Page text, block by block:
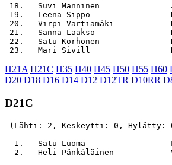
18.   Suvi Manninen
19.   Leena Sippo
20.   Virpi Vartiamäki
21.   Sanna Laakso
22.   Satu Korhonen
H21A H21C H35 H40 H45 H50 H55 H60
D20 D18 D16 D14 D12 D12TR D10RR
D21C
(Lähti: 2, Keskeytti: 0, Hylätty:
1.   Satu Luoma